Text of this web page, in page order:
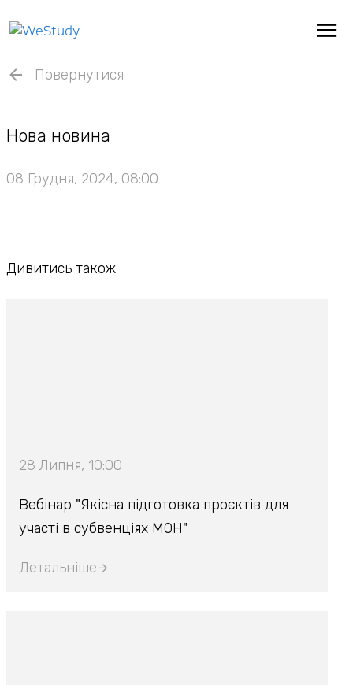
Повернутися
Нова новина
08 Грудня, 2024, 08:00
Дивитись також
28 Липня, 10:00
Вебінар "Якісна підготовка проєктів для
участі в субвенціях МОН"
Детальніше